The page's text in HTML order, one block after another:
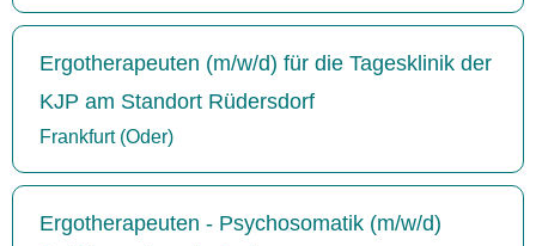
Ergotherapeuten (m/w/d) für die Tagesklinik der
KJP am Standort Rüdersdorf
Frankfurt (Oder)
Ergotherapeuten - Psychosomatik (m/w/d)